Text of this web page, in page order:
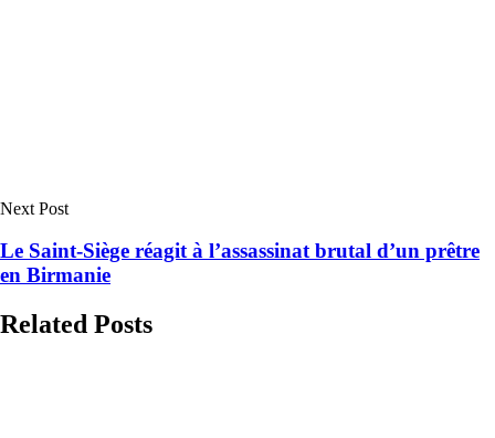
Next Post
Le Saint-Siège réagit à l’assassinat brutal d’un prêtre
en Birmanie
Related Posts